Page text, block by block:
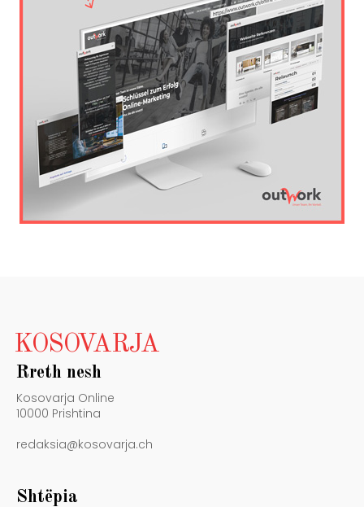
KOSOVARJA
Rreth nesh
Kosovarja Online
10000 Prishtina
redaksia@kosovarja.ch
Shtëpia